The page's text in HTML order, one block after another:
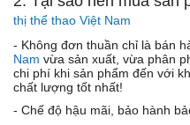
thị thể thao Việt Nam
- Không đơn thuần chỉ là bán
Nam vừa sản xuất, vừa phân
chi phí khi sản phẩm đến với
chất lượng tốt nhất!
- Chế độ hậu mãi, bảo hành